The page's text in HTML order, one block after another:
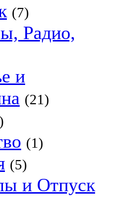
(7)
Радио,
и
(21)
(1)
(5)
и Отпуск